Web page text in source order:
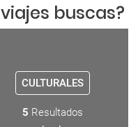
buscas?
CULTURALES
5 Resultados